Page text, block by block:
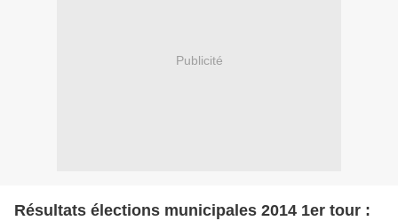
Publicité
Résultats élections municipales 2014 1er tour :